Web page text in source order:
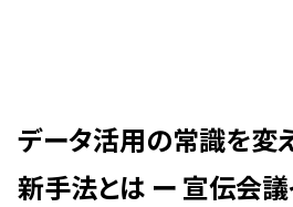
データ活用の常識を変
新手法とは ー 宣伝会議